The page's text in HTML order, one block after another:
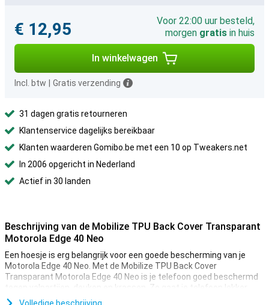
€ 12,95
Voor 22:00 uur besteld,
morgen gratis in huis
In winkelwagen
Incl. btw Gratis verzending
31 dagen gratis retourneren
Klantenservice dagelijks bereikbaar
Klanten waarderen Gomibo.be met een 10 op Tweakers.net
In 2006 opgericht in Nederland
Actief in 30 landen
Beschrijving van de Mobilize TPU Back Cover Transparant
Motorola Edge 40 Neo
Een hoesje is erg belangrijk voor een goede bescherming van je
Motorola Edge 40 Neo. Met de Mobilize TPU Back Cover
Transparant Motorola Edge 40 Neo is je telefoon goed beschermd
tegen valpartijen, deuken en krassen. Zo gaat je telefoon lekker
lang mee.